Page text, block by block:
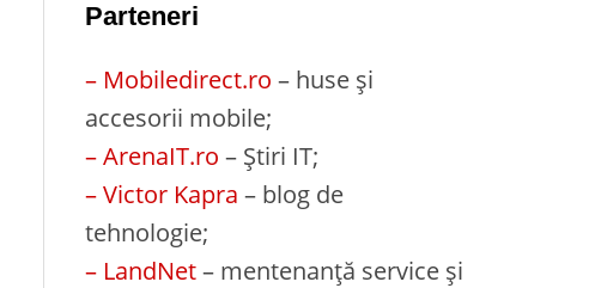
Parteneri
– Mobiledirect.ro – huse și
accesorii mobile;
– ArenaIT.ro – Știri IT;
– Victor Kapra – blog de
tehnologie;
– LandNet– mentenanță service și